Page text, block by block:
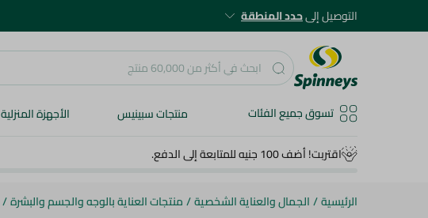
التوصيل إلىحدد المنطقة
تسوق جميع الفئات منتجات سبينيس الأجهزة المنزلية
اقتربت! أضف 100 جنيه للمتابعة إلى الدفع.
الرئيسية/الجمال والعناية الشخصية/منتجات العناية بالوجه والجسم والبشرة/